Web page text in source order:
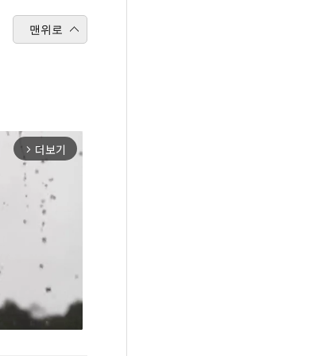
맨위로
arrow_forward_ios 더보기